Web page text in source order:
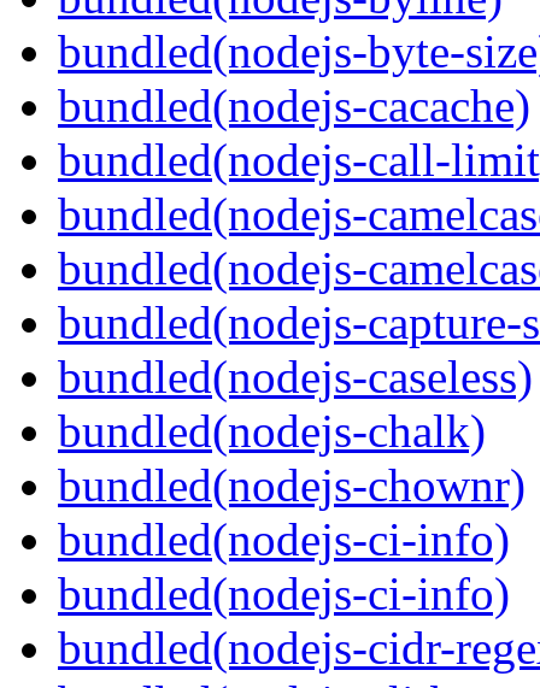
bundled(nodejs-byte-
bundled(nodejs-cacache)
bundled(nodejs-call-
bundled(nodejs-
bundled(nodejs-
bundled(nodejs-capture-
bundled(nodejs-caseless)
bundled(nodejs-chalk)
bundled(nodejs-chownr)
bundled(nodejs-ci-info)
bundled(nodejs-ci-info)
bundled(nodejs-cidr-